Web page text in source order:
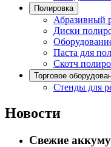
Полировка
Абразивный
Диски
Паста для
Скотч
Торговое
Стенды для
Новости
Свежие